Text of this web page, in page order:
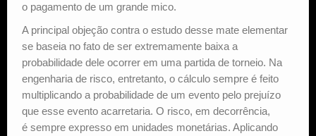
o pagamento de um grande mico.
A principal objeção contra o estudo desse mate elementar
se baseia no fato de ser extremamente baixa a
probabilidade dele ocorrer em uma partida de torneio. Na
engenharia de risco, entretanto, o cálculo sempre é feito
multiplicando a probabilidade de um evento pelo prejuízo
que esse evento acarretaria. O risco, em decorrência,
é sempre expresso em unidades monetárias. Aplicando